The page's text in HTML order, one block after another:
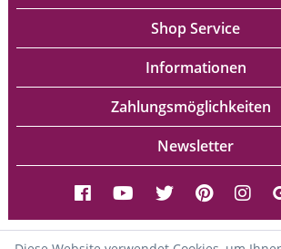
Shop Service
Informationen
Zahlungsmöglichkeiten
Newsletter